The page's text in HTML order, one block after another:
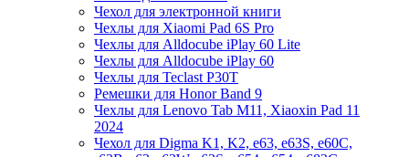
Чехол для электронной книги
Чехлы для Xiaomi Pad 6S Pro
Чехлы для Alldocube iPlay 60 Lite
Чехлы для Alldocube iPlay 60
Чехлы для Teclast P30T
Ремешки для Honor Band 9
Чехлы для Lenovo Tab M11, Xiaoxin Pad 11
2024
Чехол для Digma K1, K2, e63, e63S, e60C,